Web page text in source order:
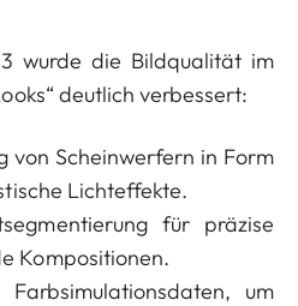
wurde die Bildqualität im
deutlich verbessert:
von Scheinwerfern in Form
Lichteffekte.
für präzise
Kompositionen.
Farbsimulationsdaten, um